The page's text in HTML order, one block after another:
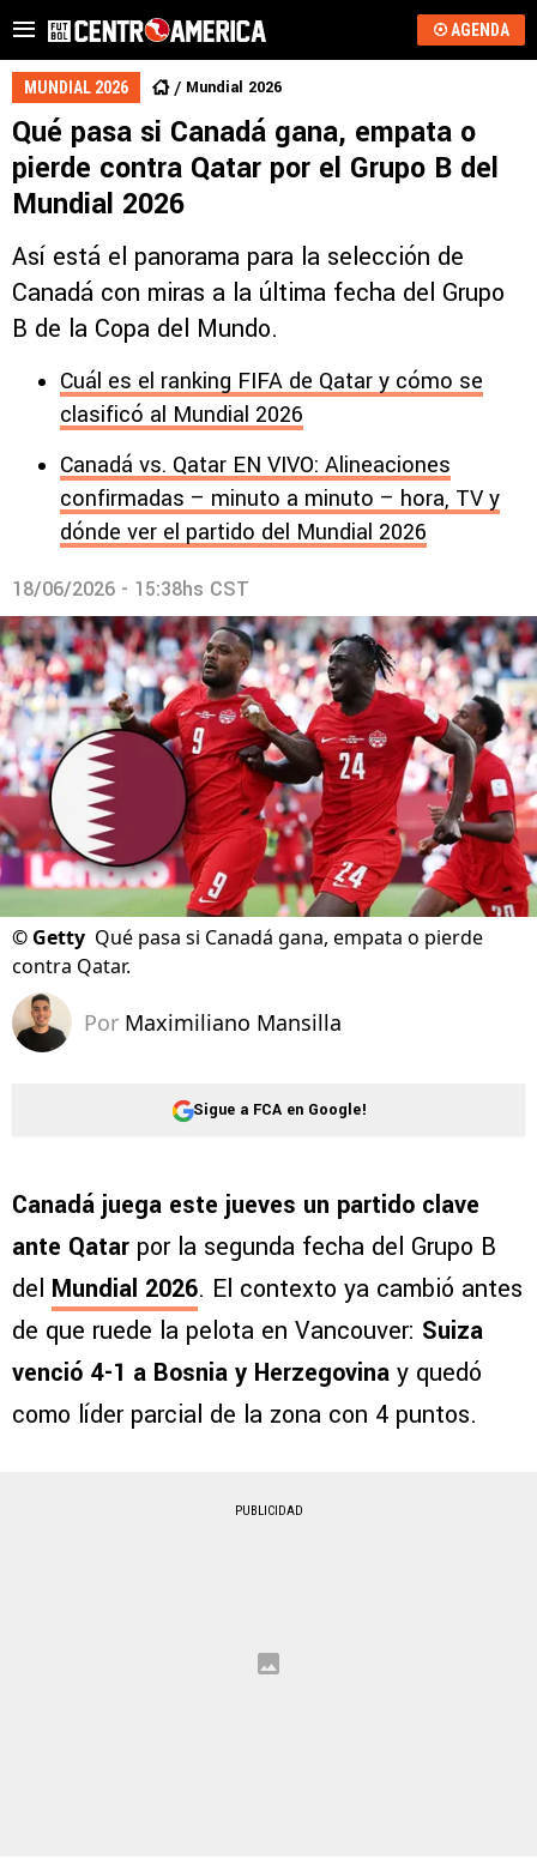
AGENDA
MUNDIAL 2026 Mundial 2026
Qué pasa si Canadá gana, empata o
pierde contra Qatar por el Grupo B del
Mundial 2026
Así está el panorama para la selección de
Canadá con miras a la última fecha del Grupo
B de la Copa del Mundo.
Cuál es el ranking FIFA de Qatar y cómo se
clasificó al Mundial 2026
Canadá vs. Qatar EN VIVO: Alineaciones
confirmadas – minuto a minuto – hora, TV y
dónde ver el partido del Mundial 2026
18/06/2026 - 15:38hs CST
© Getty Qué pasa si Canadá gana, empata o pierde
contra Qatar.
Por Maximiliano Mansilla
Sigue a FCA en Google!
Canadá juega este jueves un partido clave
ante Qatar por la segunda fecha del Grupo B
del Mundial 2026. El contexto ya cambió antes
de que ruede la pelota en Vancouver: Suiza
venció 4-1 a Bosnia y Herzegovina y quedó
como líder parcial de la zona con 4 puntos.
PUBLICIDAD